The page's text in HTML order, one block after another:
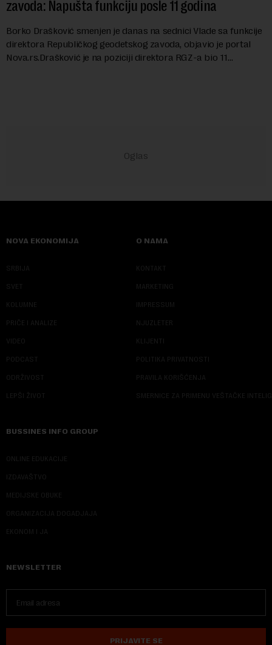
zavoda: Napušta funkciju posle 11 godina
Borko Drašković smenjen je danas na sednici Vlade sa funkcije
direktora Republičkog geodetskog zavoda, objavio je portal
Nova.rs.Drašković je na poziciji direktora RGZ-a bio 11
NOVA EKONOMIJA
SRBIJA
SVET
KOLUMNE
PRIČE I ANALIZE
VIDEO
PODCAST
ODRŽIVOST
LEPŠI ŽIVOT
O NAMA
KONTAKT
MARKETING
IMPRESSUM
NJUZLETER
KLIJENTI
POLITIKA PRIVATNOSTI
PRAVILA KORIŠĆENJA
SMERNICE ZA PRIMENU VEŠTAČKE
BUSSINES INFO GROUP
ONLINE EDUKACIJE
IZDAVAŠTVO
MEDIJSKE OBUKE
ORGANIZACIJA DOGADJAJA
EKONOM I JA
NEWSLETTER
PRIJAVITE SE